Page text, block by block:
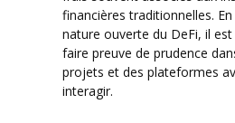
financières traditionnelles.
nature ouverte du DeFi, il
faire preuve de prudence
projets et des plateformes
interagir.